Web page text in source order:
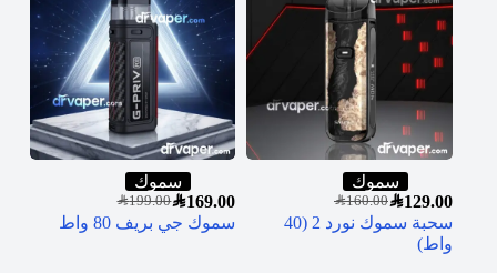
سموك
SAR160.00SAR129.00
سحبة سموك نورد 2 (40
واط)
سموك
SAR199.00SAR169.00
سموك جي بريف 80 واط